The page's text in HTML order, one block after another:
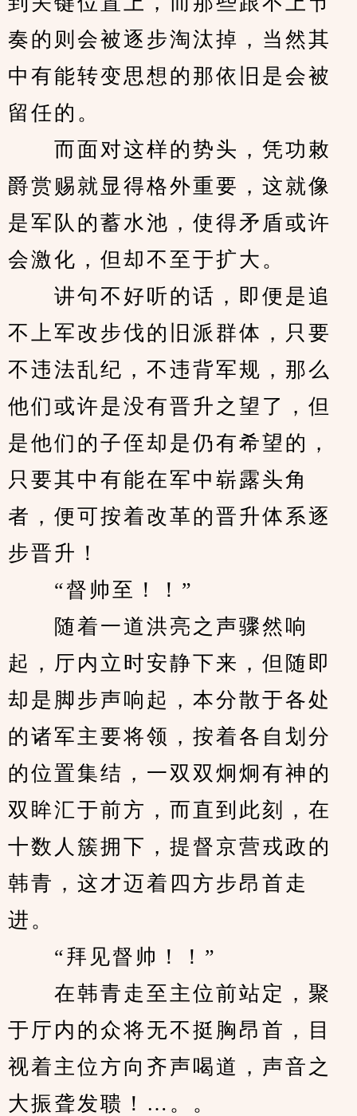
奏的则会被逐步淘汰掉，当然其
中有能转变思想的那依旧是会被
留任的。
而面对这样的势头，凭功敕
爵赏赐就显得格外重要，这就像
是军队的蓄水池，使得矛盾或许
会激化，但却不至于扩大。
讲句不好听的话，即便是追
不上军改步伐的旧派群体，只要
不违法乱纪，不违背军规，那么
他们或许是没有晋升之望了，但
是他们的子侄却是仍有希望的，
只要其中有能在军中崭露头角
者，便可按着改革的晋升体系逐
步晋升！
“督帅至！！”
随着一道洪亮之声骤然响
起，厅内立时安静下来，但随即
却是脚步声响起，本分散于各处
的诸军主要将领，按着各自划分
的位置集结，一双双炯炯有神的
双眸汇于前方，而直到此刻，在
十数人簇拥下，提督京营戎政的
韩青，这才迈着四方步昂首走
进。
“拜见督帅！！”
在韩青走至主位前站定，聚
于厅内的众将无不挺胸昂首，目
视着主位方向齐声喝道，声音之
大振聋发聩！…。。